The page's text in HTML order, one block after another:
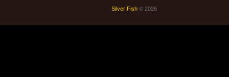
Silver Fish © 2026